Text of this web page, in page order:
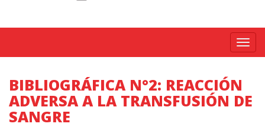
Menú
BIBLIOGRÁFICA N°2: REACCIÓN
ADVERSA A LA TRANSFUSIÓN DE
SANGRE